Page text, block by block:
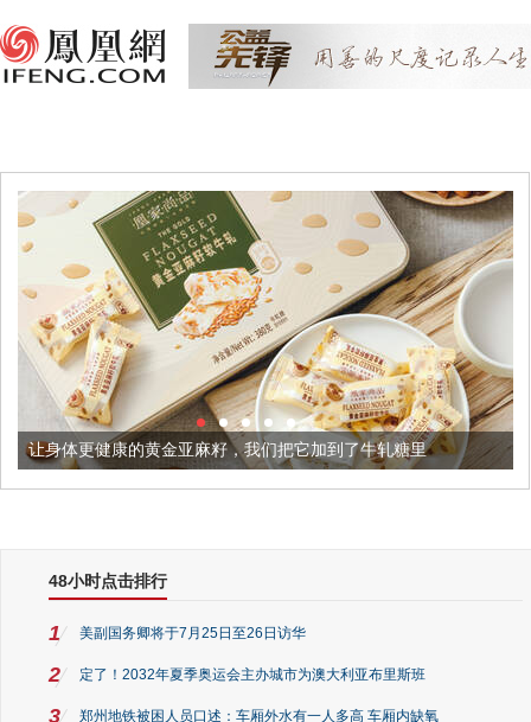
金亚麻籽，我们把它加到了牛轧糖里 被列入佛家七宝的
48小时点击排行
1 美副国务卿将于7月25日至26日访华
2 定了！2032年夏季奥运会主办城市为澳大利亚布里斯班
3 郑州地铁被困人员口述：车厢外水有一人多高 车厢内缺氧